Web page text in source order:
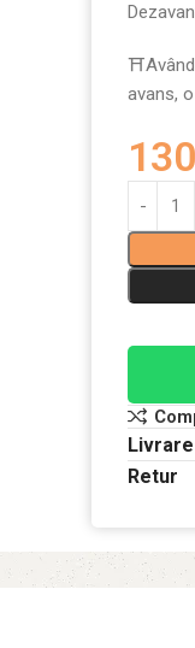
⛩️Având
avans,
Livrare
Retur